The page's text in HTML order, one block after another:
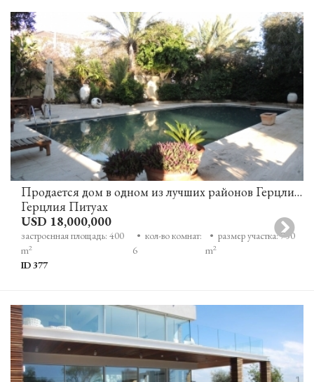
Продается дом в одном из лучших районов Герцлия Питуах
Герцлия Питуах
USD 18,000,000
застроенная площадь: 400
m2
• кол-во комнат:
6
• размер участка: 750
m2
ID 377